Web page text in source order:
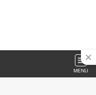
MENU